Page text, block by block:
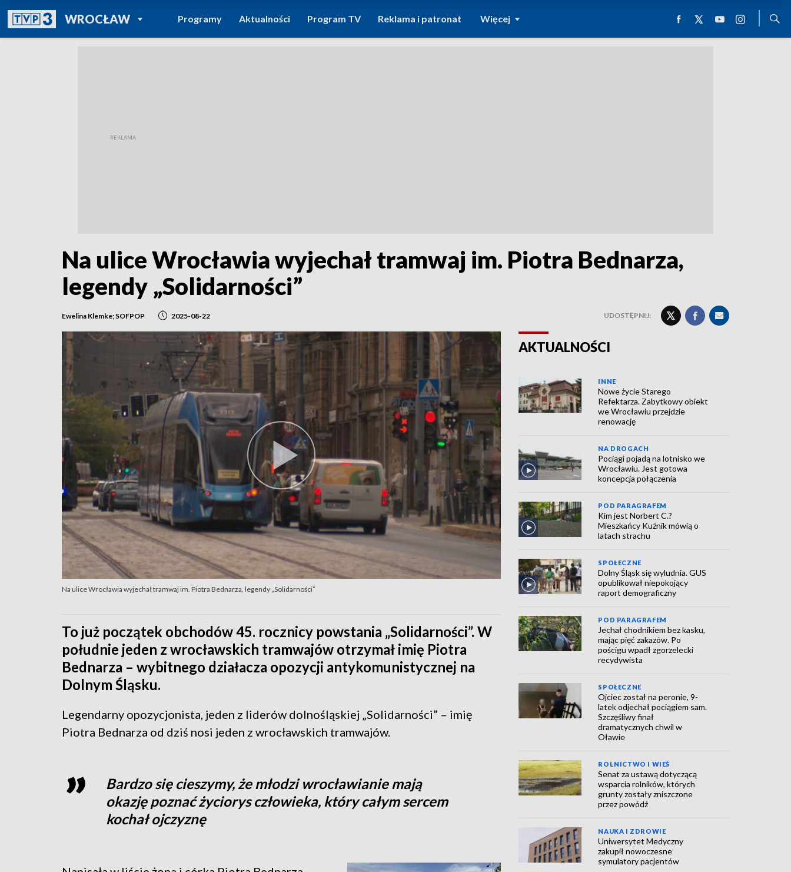
WROCŁAWPOWRÓT DO
TVP REGIONY
Programy Aktualności Program TV Reklama i patronat Więcej
Na ulice Wrocławia wyjechał tramwaj im. Piotra Bednarza,
legendy „Solidarności”
Ewelina Klemke; SOFPOP 2025-08-22 UDOSTĘPNIJ:
Na ulice Wrocławia wyjechał tramwaj im. Piotra Bednarza, legendy „Solidarności”
To już początek obchodów 45. rocznicy powstania „Solidarności”. W
południe jeden z wrocławskich tramwajów otrzymał imię Piotra
Bednarza – wybitnego działacza opozycji antykomunistycznej na
Dolnym Śląsku.
Legendarny opozycjonista, jeden z liderów dolnośląskiej „Solidarności” – imię
Piotra Bednarza od dziś nosi jeden z wrocławskich tramwajów.
Bardzo się cieszymy, że młodzi wrocławianie mają
okazję poznać życiorys człowieka, który całym sercem
kochał ojczyznę
AKTUALNOŚCI
INNE
Nowe życie Starego
Refektarza. Zabytkowy obiekt
we Wrocławiu przejdzie
renowację
NA DROGACH
Pociągi pojadą na lotnisko we
Wrocławiu. Jest gotowa
koncepcja połączenia
POD PARAGRAFEM
Kim jest Norbert C.?
Mieszkańcy Kuźnik mówią o
latach strachu
SPOŁECZNE
Dolny Śląsk się wyludnia. GUS
opublikował niepokojący
raport demograficzny
POD PARAGRAFEM
Jechał chodnikiem bez kasku,
mając pięć zakazów. Po
pościgu wpadł zgorzelecki
recydywista
SPOŁECZNE
Ojciec został na peronie, 9-
latek odjechał pociągiem sam.
Szczęśliwy finał
dramatycznych chwil w
Oławie
ROLNICTWO I WIEŚ
Senat za ustawą dotyczącą
wsparcia rolników, których
grunty zostały zniszczone
przez powódź
NAUKA I ZDROWIE
Uniwersytet Medyczny
zakupił nowoczesne
symulatory pacjentów